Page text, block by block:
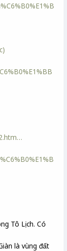
Tô Lịch. Có
là vùng đất